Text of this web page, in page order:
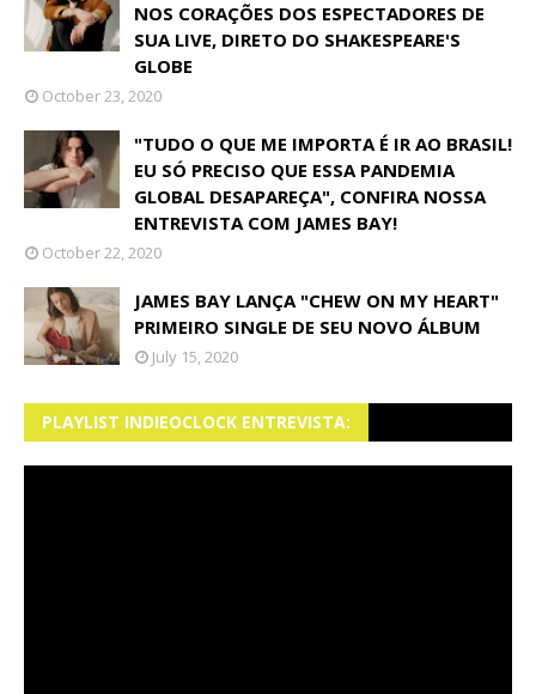
NOS CORAÇÕES DOS ESPECTADORES DE
SUA LIVE, DIRETO DO SHAKESPEARE'S
GLOBE
October 23, 2020
"TUDO O QUE ME IMPORTA É IR AO BRASIL!
EU SÓ PRECISO QUE ESSA PANDEMIA
GLOBAL DESAPAREÇA", CONFIRA NOSSA
ENTREVISTA COM JAMES BAY!
October 22, 2020
JAMES BAY LANÇA "CHEW ON MY HEART"
PRIMEIRO SINGLE DE SEU NOVO ÁLBUM
July 15, 2020
PLAYLIST INDIEOCLOCK ENTREVISTA: